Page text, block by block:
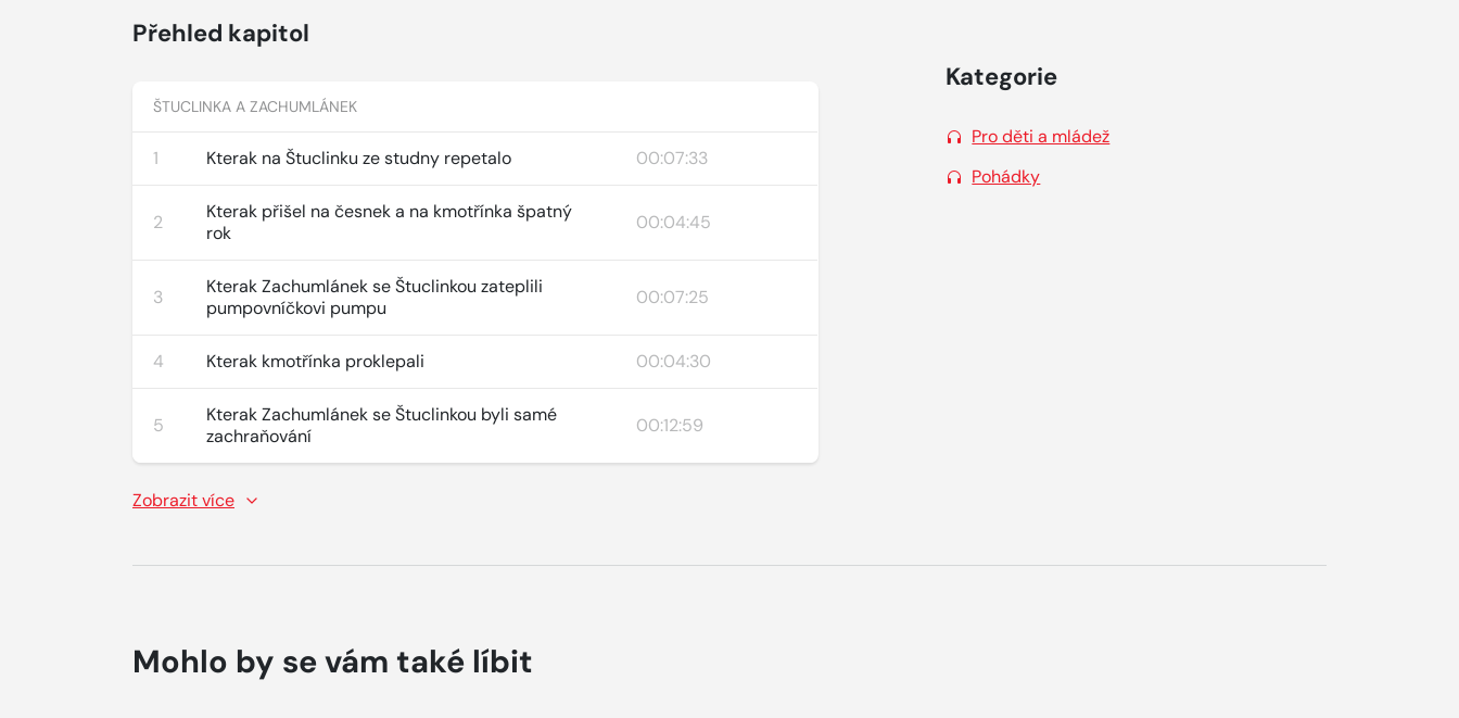
Přehled kapitol
ŠTUCLINKA A ZACHUMLÁNEK
1 Kterak na Štuclinku ze studny repetalo 00:07:33
2
Kterak přišel na česnek a na kmotřínka špatný
rok
00:04:45
3
Kterak Zachumlánek se Štuclinkou zateplili
pumpovníčkovi pumpu
00:07:25
4 Kterak kmotřínka proklepali 00:04:30
5
Kterak Zachumlánek se Štuclinkou byli samé
zachraňování
00:12:59
Zobrazit více
Kategorie
Pro děti a mládež
Pohádky
Mohlo by se vám také líbit